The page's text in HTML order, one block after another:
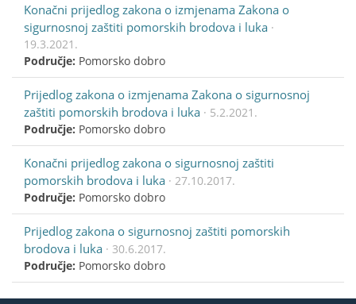
Konačni prijedlog zakona o izmjenama Zakona o
sigurnosnoj zaštiti pomorskih brodova i luka ·
19.3.2021.
Područje: Pomorsko dobro
Prijedlog zakona o izmjenama Zakona o sigurnosnoj
zaštiti pomorskih brodova i luka · 5.2.2021.
Područje: Pomorsko dobro
Konačni prijedlog zakona o sigurnosnoj zaštiti
pomorskih brodova i luka · 27.10.2017.
Područje: Pomorsko dobro
Prijedlog zakona o sigurnosnoj zaštiti pomorskih
brodova i luka · 30.6.2017.
Područje: Pomorsko dobro